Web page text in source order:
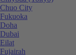
Chuo City
Fukuoka
Doha
Dubai
Eilat
Fujairah